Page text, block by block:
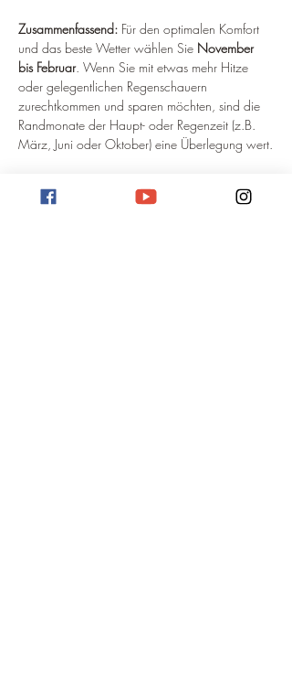
Zusammenfassend: Für den optimalen Komfort
und das beste Wetter wählen Sie November
bis Februar. Wenn Sie mit etwas mehr Hitze
oder gelegentlichen Regenschauern
zurechtkommen und sparen möchten, sind die
Randmonate der Haupt- oder Regenzeit (z.B.
März, Juni oder Oktober) eine Überlegung wert.
optimalereisezeit.de